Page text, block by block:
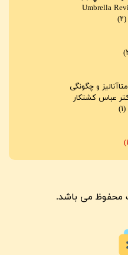
(۲)
و چگونگی
عباس کشتکار
(۱)
محفوظ می باشد.